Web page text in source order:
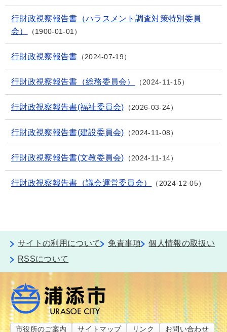
行財政視察報告書（ハラスメント調査対策特別委員
会）
1900-01-01
行財政視察報告書 2024-07-19
行財政視察報告書（総務委員会） 2024-11-15
行財政視察報告書(福祉委員会) 2026-03-24
行財政視察報告書(建設委員会) 2024-11-08
行財政視察報告書(文教委員会) 2024-11-14
行財政視察報告書（議会運営委員会） 2024-12-05
サイトの利用について 免責事項
個人情報の取扱い
RSSについて
市役所のご案内 サイトマップ リンク お問い合わせ